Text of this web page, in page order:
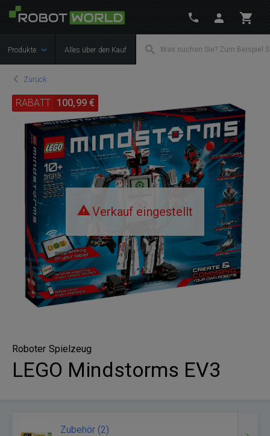
Produkte Alles über den Kauf
Zurück
Verkauf eingestellt
RABATT 100,99 €
Roboter Spielzeug
LEGO Mindstorms EV3
Zubehör (2)